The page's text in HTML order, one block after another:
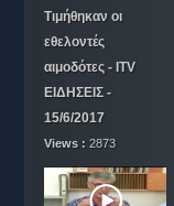
Τιμήθηκαν οι
εθελοντές
αιμοδότες - ITV
ΕΙΔΗΣΕΙΣ -
15/6/2017
Views : 2873